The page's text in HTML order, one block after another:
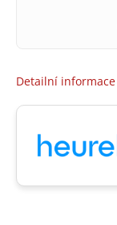
Detailní informace